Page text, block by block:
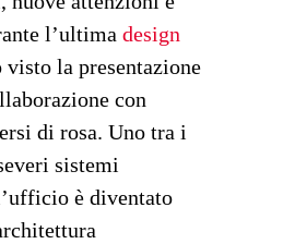
l’ultima design
visto la presentazione
con
di rosa. Uno tra i
sistemi
è diventato